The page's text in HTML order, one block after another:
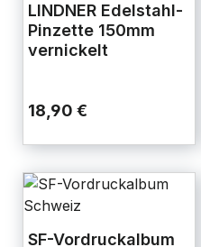
LINDNER Edelstahl-
Pinzette 150mm
vernickelt
18,90 €
SF-Vordruckalbum